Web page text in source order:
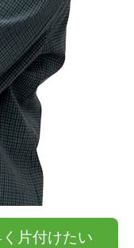
片付けたい